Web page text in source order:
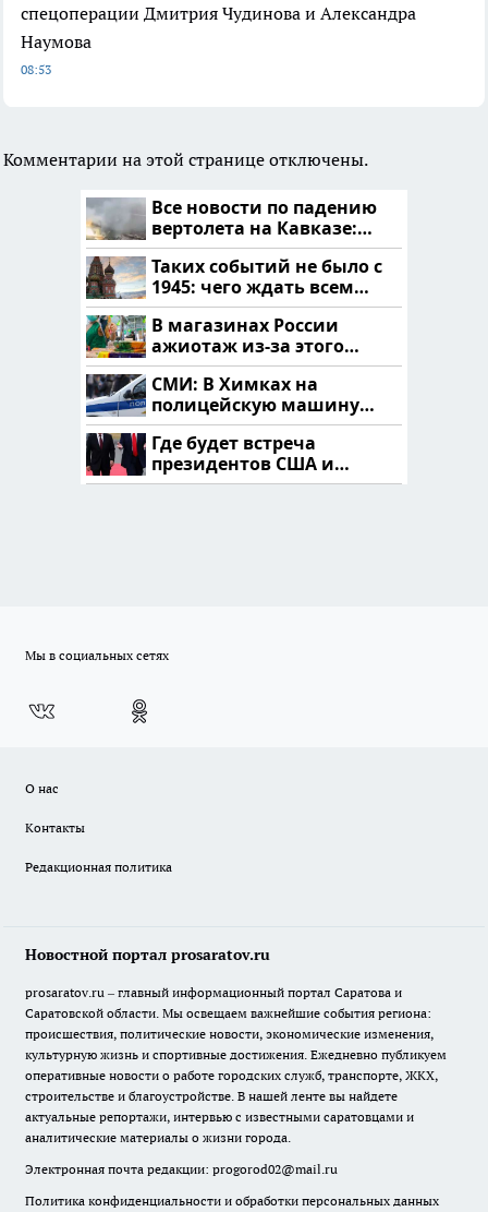
спецоперации Дмитрия Чудинова и Александра
Наумова
08:53
Комментарии на этой странице отключены.
Все новости по падению
вертолета на Кавказе:
читать здесь
Таких событий не было с
1945: чего ждать всем
нам?
В магазинах России
ажиотаж из-за этого
продукта: что купить?
СМИ: В Химках на
полицейскую машину
напали и подожгли.
Где будет встреча
президентов США и
России: Европа?
Мы в социальных сетях
О нас
Контакты
Редакционная политика
Новостной портал prosaratov.ru
prosaratov.ru – главный информационный портал Саратова и
Саратовской области. Мы освещаем важнейшие события региона:
происшествия, политические новости, экономические изменения,
культурную жизнь и спортивные достижения. Ежедневно публикуем
оперативные новости о работе городских служб, транспорте, ЖКХ,
строительстве и благоустройстве. В нашей ленте вы найдете
актуальные репортажи, интервью с известными саратовцами и
аналитические материалы о жизни города.
Электронная почта редакции: progorod02@mail.ru
Политика конфиденциальности и обработки персональных данных